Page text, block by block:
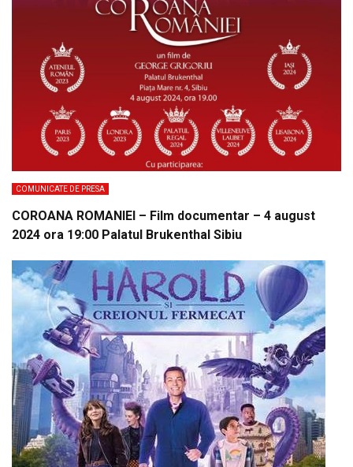
COMUNICATE DE PRESA
COROANA ROMANIEI – Film documentar – 4 august
2024 ora 19:00 Palatul Brukenthal Sibiu